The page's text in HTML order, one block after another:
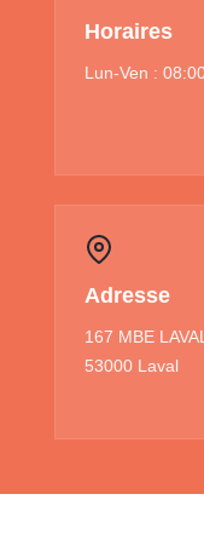
Horaires
Lun-Ven :
Adresse
167 MBE
53000 Laval